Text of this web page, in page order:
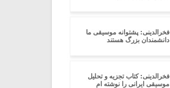
فخرالدینی: پشتوانه موسیقی ما
دانشمندان بزرگ هستند
فخرالدینی: کتاب تجزیه و تحلیل
موسیقی ایرانی را نوشته ام